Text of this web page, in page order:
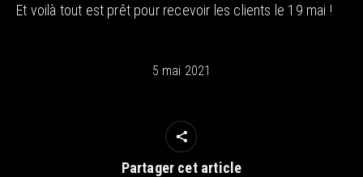
Et voilà tout est prêt pour recevoir les clients le 19 mai !
5 mai 2021
Partager cet article